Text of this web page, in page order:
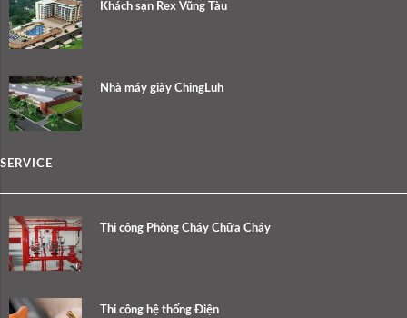
Khách sạn Rex Vũng Tàu
Nhà máy giày ChingLuh
SERVICE
Thi công Phòng Cháy Chữa Cháy
Thi công hệ thống Điện